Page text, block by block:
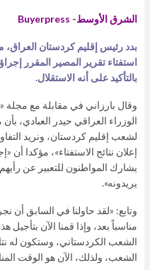
الشرق الأوسط- Buyerpress
بدد رئيس إقليم كردستان
بالتأكيد على أنه الاستقلال.
وقال بارزاني في مقابلة مع مجلة
الوزراء العراقي حيدر العبادي،
لشعب إقليم كردستان، ونريد
إعلان نتائج الاستفتاء»، مؤكدا أن
يشارك المواطنون للتعبير عن
يريدونه».
وتابع: «لقد حاولنا في السابق أن
مناسباً بعد، وإذا قمنا الآن
الشعب الكردستاني، وستكون له
الشعب، ولذلك، الآن هو الوقت